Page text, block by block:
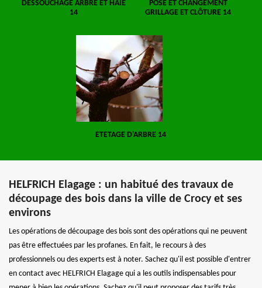
DESSOUCHAGE ARBRE ET HAIE
14
POSE ET CHANGEMENT
GRILLAGE ET CLÔTURE 14
ETETAGE D'ARBRE 14
HELFRICH Elagage : un habitué des travaux de
découpage des bois dans la ville de Crocy et ses
environs
Les opérations de découpage des bois sont des opérations qui ne peuvent
pas être effectuées par les profanes. En fait, le recours à des
professionnels ou des experts est à noter. Sachez qu'il est possible d'entrer
en contact avec HELFRICH Elagage qui a les outils indispensables pour